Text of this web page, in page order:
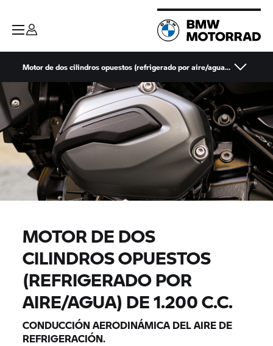
Motor de dos cilindros opuestos (refrigerado por aire/agua) de 1.200 c.c.
MOTOR DE DOS
CILINDROS OPUESTOS
(REFRIGERADO POR
AIRE/AGUA) DE 1.200 C.C.
CONDUCCIÓN AERODINÁMICA DEL AIRE DE
REFRIGERACIÓN.